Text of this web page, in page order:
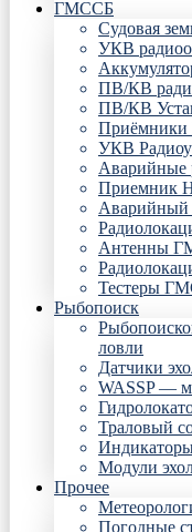
ГМССБ
Судовая
УКВ
ПВ/КВ
ПВ/КВ
УКВ
Аварийные
Приемник
Аварийный
Антенны
Тестеры
Рыбопоиск
ловли
Датчики
WASSP —
Траловый
Модули
Прочее
Погодные